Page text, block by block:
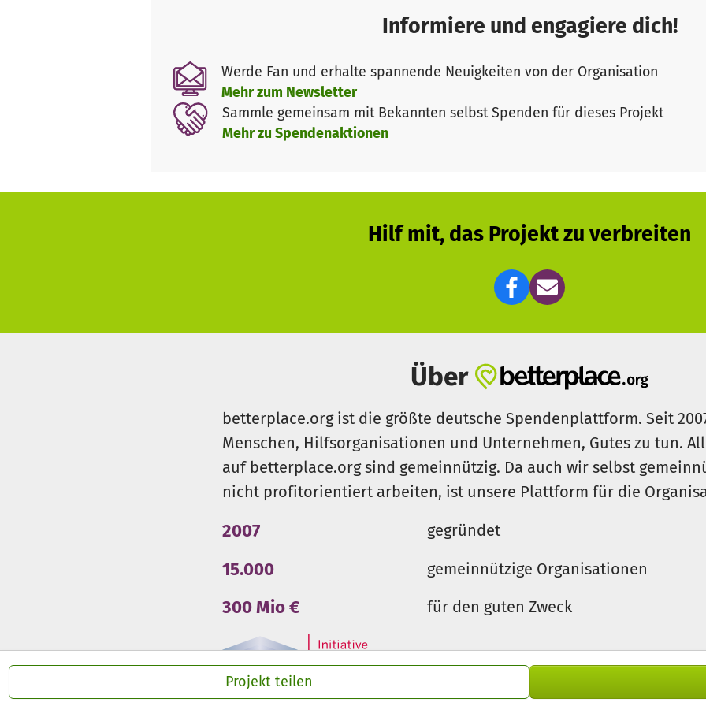
Projekt teilen
Das Programm findet im Rahmen der“Deutsch-Afrikanischen Jugendinitiative”,
Global, statt. Im letzten Jahr haben wir im Rahmen unserer Vereinsarbeit ein eigenes
entsprechenden Jugendaustausch entworfen und durchgeführt. Dieses Jahr freuen wir
erneut umsetzen zu dürfen.
Unser Verein
Gesamtbudgets) unseres Vereins zu decken. Deine Spende ist gut investiert!
Wir werden von Engagement Global gGmbH im AuftragBundesministerium für
Informiere und engagiere dich!
Werde Fan und erhalte spannende Neuigkeiten von der Organisation
Mehr zum Newsletter
Sammle gemeinsam mit Bekannten selbst Spenden für dieses Projekt
Mehr zu Spendenaktionen
Hilf mit, das Projekt zu verbreiten
Über
betterplace.org ist die größte deutsche Spendenplattform. Seit
Menschen, Hilfsorganisationen und Unternehmen, Gutes zu tun.
auf betterplace.org sind gemeinnützig. Da auch wir selbst
nicht profitorientiert arbeiten, ist unsere Plattform für die
2007 gegründet
15.000 gemeinnützige Organisationen
300 Mio € für den guten Zweck